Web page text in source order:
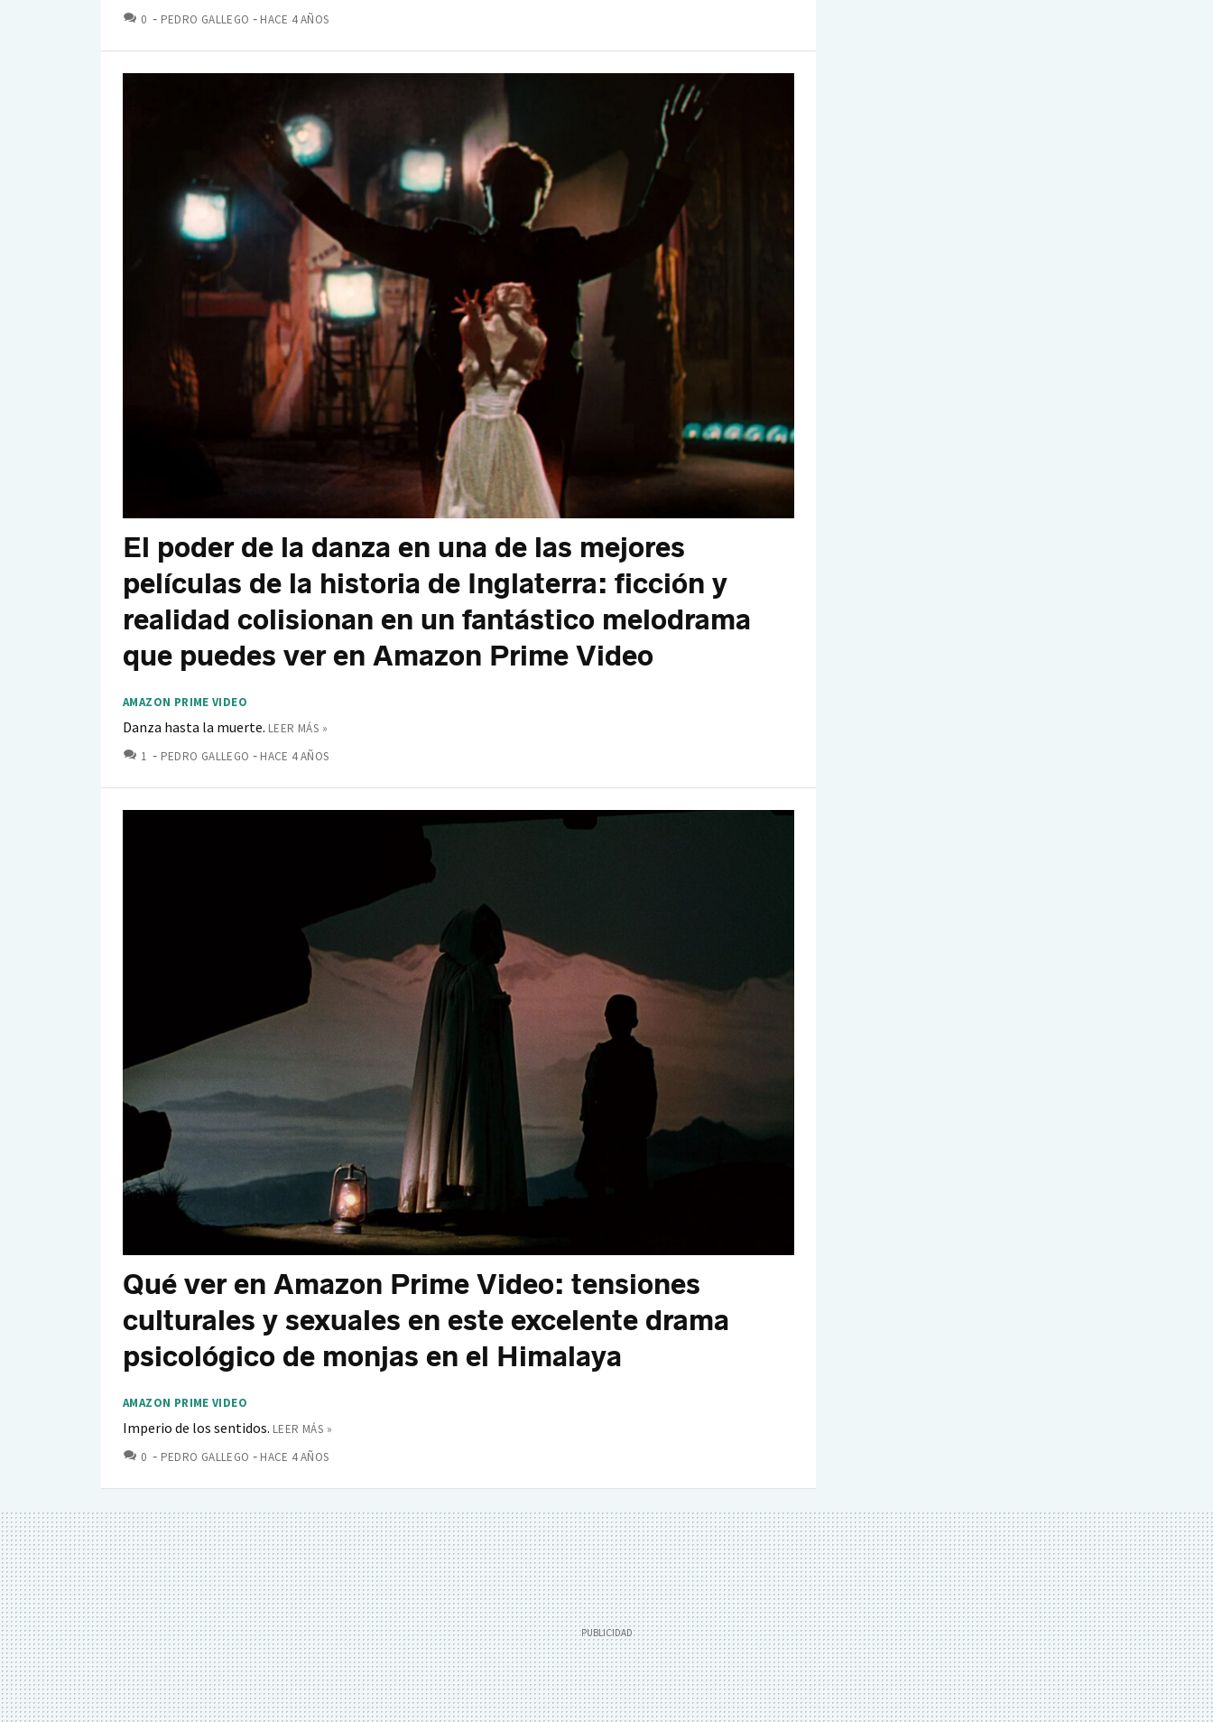
0 COMENTARIOS
PEDRO GALLEGO HACE 4 AÑOS
El poder de la danza en una de las mejores
películas de la historia de Inglaterra: ficción y
realidad colisionan en un fantástico melodrama
que puedes ver en Amazon Prime Video
AMAZON PRIME VIDEO
Danza hasta la muerte. LEER MÁS »
1 COMENTARIOS
PEDRO GALLEGO HACE 4 AÑOS
Qué ver en Amazon Prime Video: tensiones
culturales y sexuales en este excelente drama
psicológico de monjas en el Himalaya
AMAZON PRIME VIDEO
Imperio de los sentidos. LEER MÁS »
0 COMENTARIOS
PEDRO GALLEGO HACE 4 AÑOS